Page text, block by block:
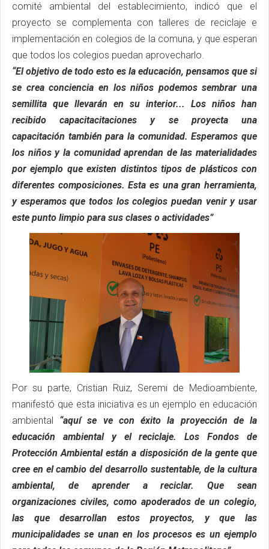
comité ambiental del establecimiento, indicó que el
proyecto se complementa con talleres de reciclaje e
implementación en colegios de la comuna, y que esperan
que todos los colegios puedan aprovecharlo.
“El objetivo de todo esto es la educación, pensamos que si
se crea conciencia en los niños podemos sembrar una
semillita que llevarán en su interior... Los niños han
recibido capacitacitaciones y se proyecta una
capacitación también para la comunidad. Esperamos que
los niños y la comunidad aprendan de las materialidades
por ejemplo que existen distintos tipos de plásticos con
diferentes composiciones. Esta es una gran herramienta,
y esperamos que todos los colegios puedan venir y usar
este punto limpio para sus clases o actividades”
Por su parte, Cristian Ruiz, Seremi de Medioambiente,
manifestó que esta iniciativa es un ejemplo en educación
ambiental “aquí se ve con éxito la proyección de la
educación ambiental y el reciclaje. Los Fondos de
Protección Ambiental están a disposición de la gente que
cree en el cambio del desarrollo sustentable, de la cultura
ambiental, de aprender a reciclar. Que sean
organizaciones civiles, como apoderados de un colegio,
las que desarrollan estos proyectos, y que las
municipalidades se unan en los procesos es un ejemplo